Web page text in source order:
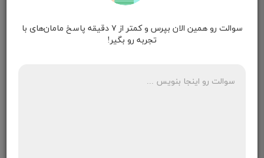
هانیه قصد بارداری
کیست و تنظیم قاعدگی ولی سینه هام خیلی درد میکنه و
سوالت رو همین الان بپرس و کمتر از ۷ دقیقه پاسخ مامان‌های با
تجربه رو بگیر!